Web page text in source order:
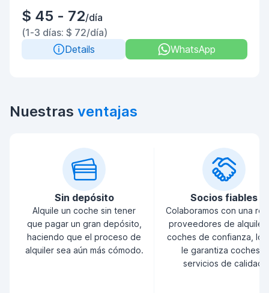
$ 45 - 72/día
(1-3 días: $ 72/día)
Details
WhatsApp
Nuestras ventajas
Sin depósito
Alquile un coche sin tener
que pagar un gran depósito,
haciendo que el proceso de
alquiler sea aún más cómodo.
Socios fiables
Colaboramos con una
proveedores de alquiler
coches de confianza, lo
le garantiza coches y
servicios de calidad.